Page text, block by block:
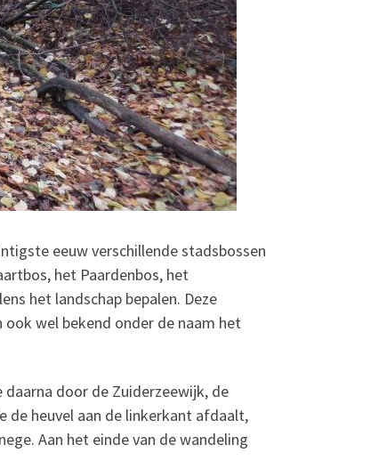
eeuw verschillende stadsbossen
het Paardenbos, het
het landschap bepalen. Deze
ook wel bekend onder de naam het
door de Zuiderzeewijk, de
de heuvel aan de linkerkant afdaalt,
Aan het einde van de wandeling